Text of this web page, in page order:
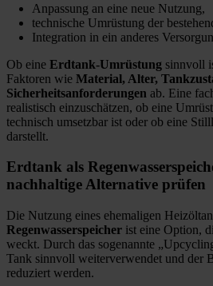
Anpassung an eine neue Nutzung,
technische Umrüstung der
Integration in ein anderes
Ob eine Erdtank-Umrüstung sinnvoll
Faktoren wie Material, Alter,
Sicherheitsanforderungen ab. Eine
realistisch einzuschätzen, ob eine
technisch umsetzbar ist oder ob eine
darstellt.
Erdtank als
nachhaltige Alternative prüfen
Die Nutzung eines ehemaligen
Regenwasserspeicher ist eine Option,
weckt. Durch das sogenannte
Tank sinnvoll weiterverwendet und der
reduziert werden.